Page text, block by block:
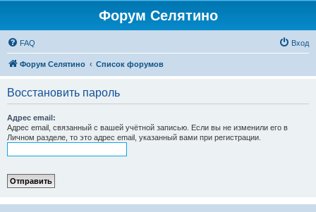
Форум Селятино
FAQ Вход
Форум Селятино Список форумов
Восстановить пароль
Адрес email:
Адрес email, связанный с вашей учётной записью. Если вы не изменили его в
Личном разделе, то это адрес email, указанный вами при регистрации.